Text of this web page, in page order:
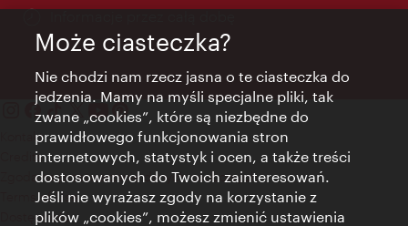
Kontakt
Credits
Zgoda na przetwarzanie danych osobowych
Terms of Use
Dostępność
Może ciasteczka?
Nie chodzi nam rzecz jasna o te ciasteczka do
jedzenia. Mamy na myśli specjalne pliki, tak
zwane „cookies”, które są niezbędne do
prawidłowego funkcjonowania stron
internetowych, statystyk i ocen, a także treści
dostosowanych do Twoich zainteresowań.
Jeśli nie wyrażasz zgody na korzystanie z
plików „cookies”, możesz zmienić ustawienia